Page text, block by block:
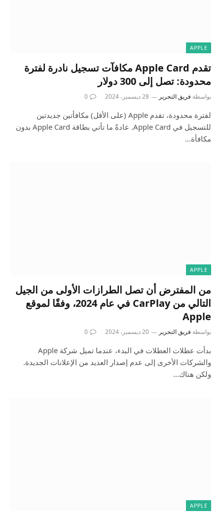
APPLE
تقدم Apple Card مكافآت تسجيل نادرة لفترة
محدودة: تصل إلى 300 دولار
بواسطة فريق التحرير 28 ديسمبر، 2024 0
لفترة محدودة، تقدم Apple (على الأقل) مكافأتين جديدتين
للتسجيل في Apple Card. عادةً ما تأتي بطاقة Apple Card بدون
مكافأة…
APPLE
من المفترض أن تصل الطرازات الأولى من الجيل
التالي من CarPlay في عام 2024، وفقًا لموقع
Apple
بواسطة فريق التحرير 20 ديسمبر، 2024 0
بدأت عطلات العطلات في البدء، عندما تميل شركة Apple
والشركات الأخرى إلى عدم إصدار العديد من الإعلانات الجديدة.
ولكن هناك…
APPLE